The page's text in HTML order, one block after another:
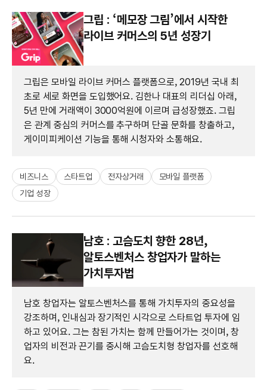
그립 : ‘메모장 그림’에서 시작한
라이브 커머스의 5년 성장기
그립은 모바일 라이브 커머스 플랫폼으로, 2019년 국내 최
초로 세로 화면을 도입했어요. 김한나 대표의 리더십 아래,
5년 만에 거래액이 3000억원에 이르며 급성장했죠. 그립
은 관계 중심의 커머스를 추구하며 단골 문화를 창출하고,
게이미피케이션 기능을 통해 시청자와 소통해요.
비즈니스 스타트업 전자상거래
모바일 플랫폼
기업 성장
남호 : 고슴도치 향한 28년,
알토스벤처스 창업자가 말하는
가치투자법
남호 창업자는 알토스벤처스를 통해 가치투자의 중요성을
강조하며, 인내심과 장기적인 시각으로 스타트업 투자에 임
하고 있어요. 그는 참된 가치는 함께 만들어가는 것이며, 창
업자의 비전과 끈기를 중시해 고슴도치형 창업자를 선호해
요.